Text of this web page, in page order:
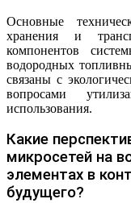
Основные
хранения и
компонентов
водородных
связаны с
вопросами
использования.
Какие
микросетей на
элементах в
будущего?